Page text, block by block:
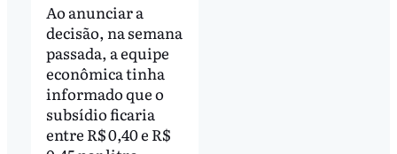
Ao anunciar a
decisão, na semana
passada, a equipe
econômica tinha
informado que o
subsídio ficaria
entre R$ 0,40 e R$